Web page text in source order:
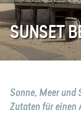
SUNSET
Sonne, Meer und
Zutaten für einen